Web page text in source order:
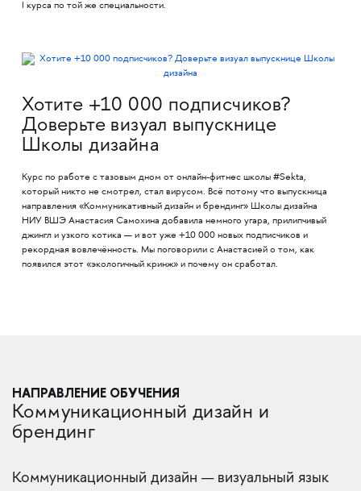
I курса по той же специальности.
Хотите +10 000 подписчиков?
Доверьте визуал выпускнице
Школы дизайна
Курс по работе с тазовым дном от онлайн-фитнес школы #Sekta,
который никто не смотрел, стал вирусом. Всё потому что выпускница
направления «Коммуникативный дизайн и брендинг» Школы дизайна
НИУ ВШЭ Анастасия Самохина добавила немного угара, прилипчивый
джингл и узкого котика — и вот уже +10 000 новых подписчиков и
рекордная вовлечённость. Мы поговорили с Анастасией о том, как
появился этот «экологичный кринж» и почему он сработал.
НАПРАВЛЕНИЕ ОБУЧЕНИЯ
Коммуникационный дизайн и
брендинг
Коммуникационный дизайн — визуальный язык